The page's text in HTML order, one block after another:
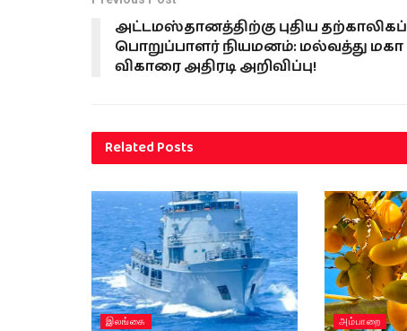
அட்டமஸ்தானத்திற்கு புதிய தற்காலிகப்
பொறுப்பாளர் நியமனம்: மல்வத்து மகா
விகாரை அதிரடி அறிவிப்பு!
RelatedPosts
இலங்கை அம்பாறை